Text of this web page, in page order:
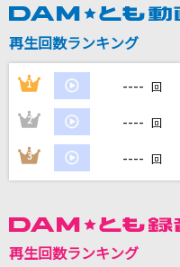
そばかす
DAMの新
DAMに会
カラオケ
再生回数ランキング
1 ---- 回
2 ---- 回
3 ---- 回
再生回数ランキング